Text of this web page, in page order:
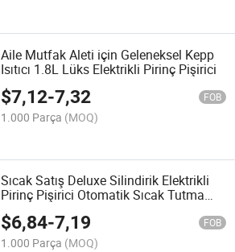
Aile Mutfak Aleti için Geleneksel Kepp
Isıtıcı 1.8L Lüks Elektrikli Pirinç Pişirici
$7,12-7,32 FOB
1.000 Parça (MOQ)
Sıcak Satış Deluxe Silindirik Elektrikli
Pirinç Pişirici Otomatik Sıcak Tutma
Mutfak Aleti
$6,84-7,19 FOB
1.000 Parça (MOQ)